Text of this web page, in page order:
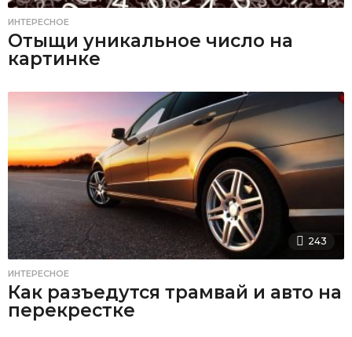
ИНТЕРЕСНОЕ
Отыщи уникальное число на
картинке
243
ИНТЕРЕСНОЕ
Как разъедутся трамвай и авто на
перекрестке